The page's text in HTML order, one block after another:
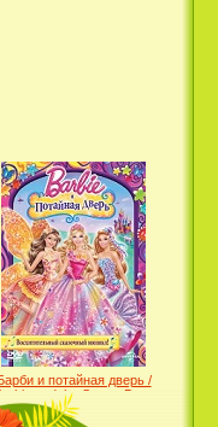
Барби и потайная дверь /
Barbie and the Secret Door
(2014)